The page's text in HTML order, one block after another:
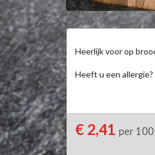
Heerlijk voor op
Heeft u een
€ 2,41 per